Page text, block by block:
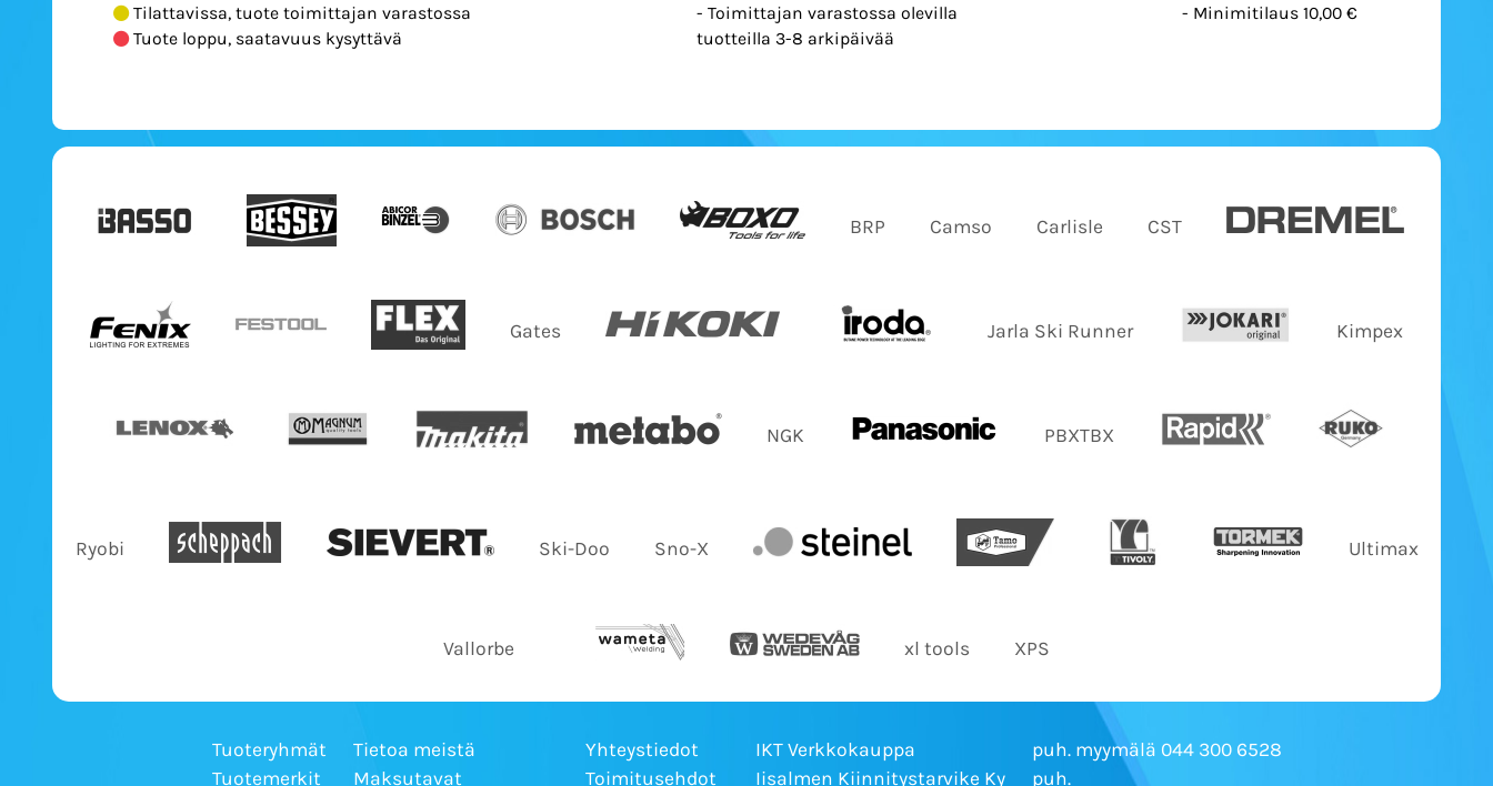
Tilattavissa, tuote toimittajan varastossa
Tuote loppu, saatavuus kysyttävä
- Toimittajan varastossa olevilla
tuotteilla 3-8 arkipäivää
- Minimitilaus 10,00 €
BRP Camso Carlisle CST
Gates Jarla Ski Runner Kimpex
NGK PBXTBX
Ryobi Ski-Doo Sno-X Ultimax
Vallorbe xl tools XPS
Tuoteryhmät
Tuotemerkit
Tietoa meistä
Maksutavat
Yhteystiedot
Toimitusehdot
IKT Verkkokauppa
Iisalmen Kiinnitystarvike Ky
puh. myymälä 044 300 6528
puh.